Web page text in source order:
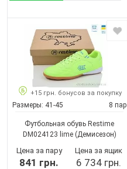
+15 грн. бонусов за покупку
Размеры: 41-45 8 пар
Футбольная обувь Restime
DM024123 lime(Демисезон)
Цена за пару
841 грн.
Цена за ящик
6 734 грн.